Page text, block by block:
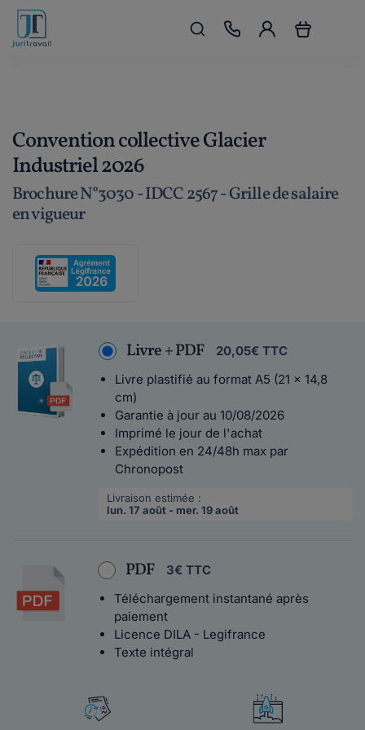
Convention collective Glacier
Industriel 2026
Brochure N°3030 - IDCC 2567 - Grille de salaire
en vigueur
Livre + PDF
20,05€ TTC
Livre plastifié au format A5 (21 x 14,8
cm)
Garantie à jour au 10/08/2026
Imprimé le jour de l'achat
Expédition en 24/48h max par
Chronopost
Livraison estimée :
lun. 17 août - mer. 19 août
PDF
3€ TTC
Téléchargement instantané après
paiement
Licence DILA - Legifrance
Texte intégral